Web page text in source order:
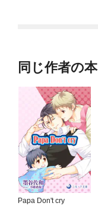
同じ作者の本
Papa Don't cry